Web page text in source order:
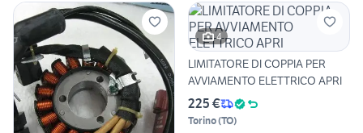
4
LIMITATORE DI COPPIA PER
AVVIAMENTO ELETTRICO APRI
225 €
Torino(TO)